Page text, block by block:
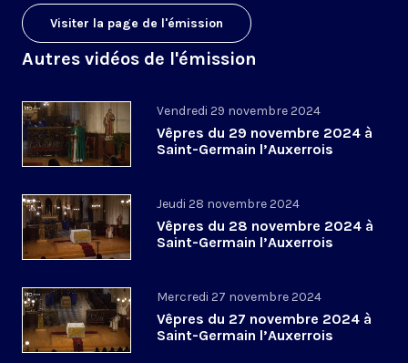
Visiter la page de l'émission
Autres vidéos de l'émission
Vendredi 29 novembre 2024
Vêpres du 29 novembre 2024 à
Saint-Germain l’Auxerrois
Jeudi 28 novembre 2024
Vêpres du 28 novembre 2024 à
Saint-Germain l’Auxerrois
Mercredi 27 novembre 2024
Vêpres du 27 novembre 2024 à
Saint-Germain l’Auxerrois